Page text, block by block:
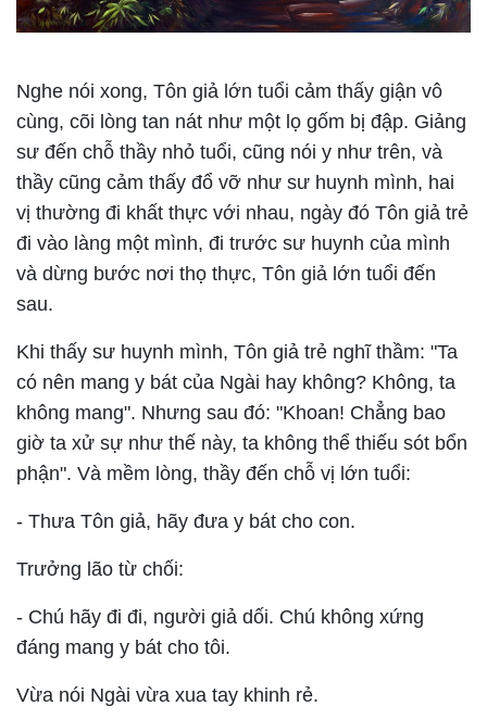
Nghe nói xong, Tôn giả lớn tuổi cảm thấy giận vô
cùng, cõi lòng tan nát như một lọ gốm bị đập. Giảng
sư đến chỗ thầy nhỏ tuổi, cũng nói y như trên, và
thầy cũng cảm thấy đổ vỡ như sư huynh mình, hai
vị thường đi khất thực với nhau, ngày đó Tôn giả trẻ
đi vào làng một mình, đi trước sư huynh của mình
và dừng bước nơi thọ thực, Tôn giả lớn tuổi đến
sau.
Khi thấy sư huynh mình, Tôn giả trẻ nghĩ thầm: "Ta
có nên mang y bát của Ngài hay không? Không, ta
không mang". Nhưng sau đó: "Khoan! Chẳng bao
giờ ta xử sự như thế này, ta không thể thiếu sót bổn
phận". Và mềm lòng, thầy đến chỗ vị lớn tuổi:
- Thưa Tôn giả, hãy đưa y bát cho con.
Trưởng lão từ chối:
- Chú hãy đi đi, người giả dối. Chú không xứng
đáng mang y bát cho tôi.
Vừa nói Ngài vừa xua tay khinh rẻ.